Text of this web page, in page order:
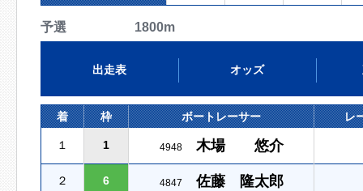
予選 1800m
出走表 オッズ
着 枠 ボートレーサー レ
１ 1 4948 木場 悠介
２ 6 4847 佐藤 隆太郎